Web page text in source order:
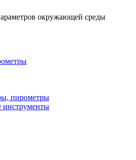
окружающей среды
пирометры
инструменты